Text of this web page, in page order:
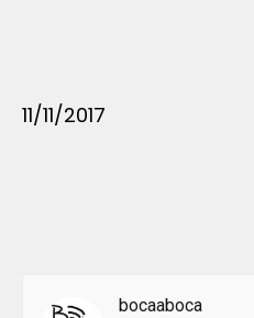
11/11/2017
bocaaboca